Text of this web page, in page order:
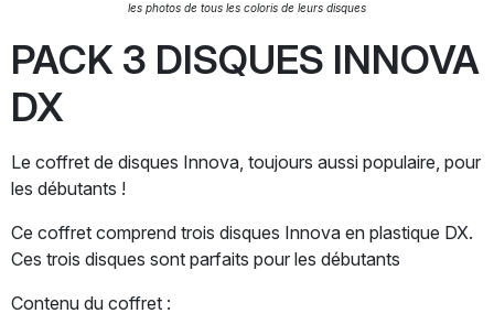
les photos de tous les coloris de leurs disques
PACK 3 DISQUES INNOVA
DX
Le coffret de disques Innova, toujours aussi populaire, pour
les débutants !
Ce coffret comprend trois disques Innova en plastique DX.
Ces trois disques sont parfaits pour les débutants
Contenu du coffret :